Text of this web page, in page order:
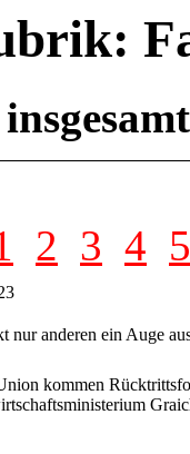
2 3 4 5
nur anderen ein Auge
kommen